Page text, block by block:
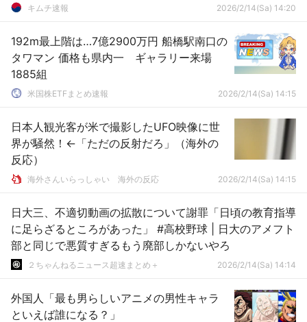
キムチ速報 2026/2/14(Sa) 14:20
192m最上階は…7億2900万円 船橋駅南口の
タワマン 価格も県内一 ギャラリー来場
1885組
米国株ETFまとめ速報 2026/2/14(Sa) 14:15
日本人観光客が米で撮影したUFO映像に世
界が騒然！←「ただの反射だろ」（海外の
反応）
海外さんいらっしゃい 海外の反応 2026/2/14(Sa) 14:15
日大三、不適切動画の拡散について謝罪「日頃の教育指導
に足らざるところがあった」 #高校野球 | 日大のアメフト
部と同じで悪質すぎるもう廃部しかないやろ
２ちゃんねるニュース超速まとめ＋ 2026/2/14(Sa) 14:14
外国人「最も男らしいアニメの男性キャラ
といえば誰になる？」